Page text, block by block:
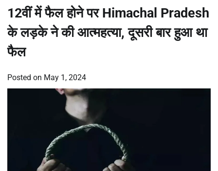
12वीं में फैल होने पर Himachal Pradesh
के लड़के ने की आत्महत्या, दूसरी बार हुआ था
फैल
Posted on May 1, 2024